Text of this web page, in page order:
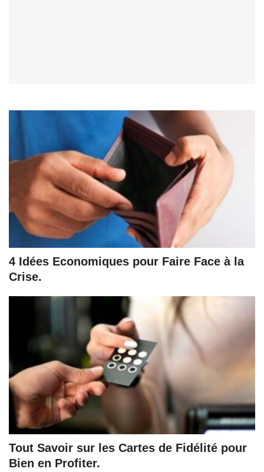
4 Idées Economiques pour Faire Face à la
Crise.
Tout Savoir sur les Cartes de Fidélité pour
Bien en Profiter.